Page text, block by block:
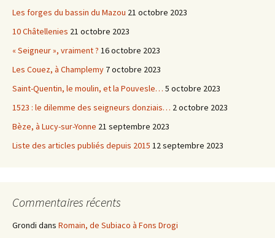
Les forges du bassin du Mazou 21 octobre 2023
10 Châtellenies 21 octobre 2023
« Seigneur », vraiment ? 16 octobre 2023
Les Couez, à Champlemy 7 octobre 2023
Saint-Quentin, le moulin, et la Pouvesle… 5 octobre 2023
1523 : le dilemme des seigneurs donziais… 2 octobre 2023
Bèze, à Lucy-sur-Yonne 21 septembre 2023
Liste des articles publiés depuis 2015 12 septembre 2023
Commentaires récents
Grondi dans Romain, de Subiaco à Fons Drogi